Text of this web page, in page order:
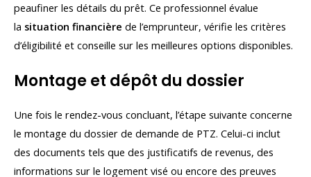
peaufiner les détails du prêt. Ce professionnel évalue
la situation financière de l’emprunteur, vérifie les critères
d’éligibilité et conseille sur les meilleures options disponibles.
Montage et dépôt du dossier
Une fois le rendez-vous concluant, l’étape suivante concerne
le montage du dossier de demande de PTZ. Celui-ci inclut
des documents tels que des justificatifs de revenus, des
informations sur le logement visé ou encore des preuves